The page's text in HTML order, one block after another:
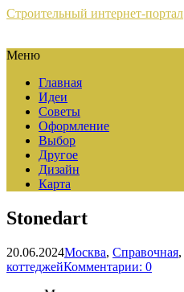
Строительный интернет-портал
Меню
Главная
Идеи
Советы
Оформление
Выбор
Другое
Дизайн
Карта
Stonedart
20.06.2024Москва, Справочная,
коттеджейКомментарии: 0